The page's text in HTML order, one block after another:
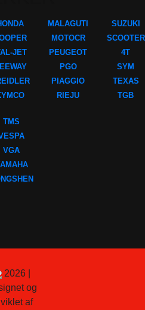
JET
MALAGUTI
MOTOCR
PEUGEOT
PGO
PIAGGIO
RIEJU
SUZUKI
SCOOTER
4T
SYM
TEXAS
TGB
TMS
VGA
2026 |
og
af